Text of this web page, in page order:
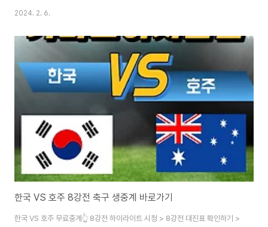
리겠습니다. 여기저기 헤매면서 시간낭비 하지 마시고 빠르게 접속하셔서 4강
지 않으면 없어질 수 도 있습니다. 경기가 끝나기 전에 어서 서둘러 시청하시길
2024. 2. 6.
한국 VS 호주 8강전 축구 생중계 바로가기
한국 VS 호주 무료중계👆 8강전 하이라이트 시청 > 8강전 대진표 확인하기 >